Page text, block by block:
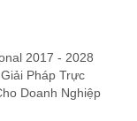
2017 - 2028
Pháp Trực
Doanh Nghiệp